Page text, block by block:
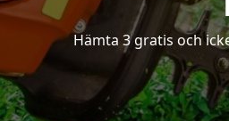
Hämta 3 gratis och